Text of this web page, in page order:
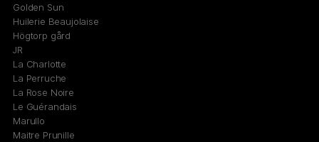
Golden Sun
Huilerie Beaujolaise
Högtorp gård
JR
La Charlotte
La Perruche
La Rose Noire
Le Guérandais
Marullo
Maitre Prunille